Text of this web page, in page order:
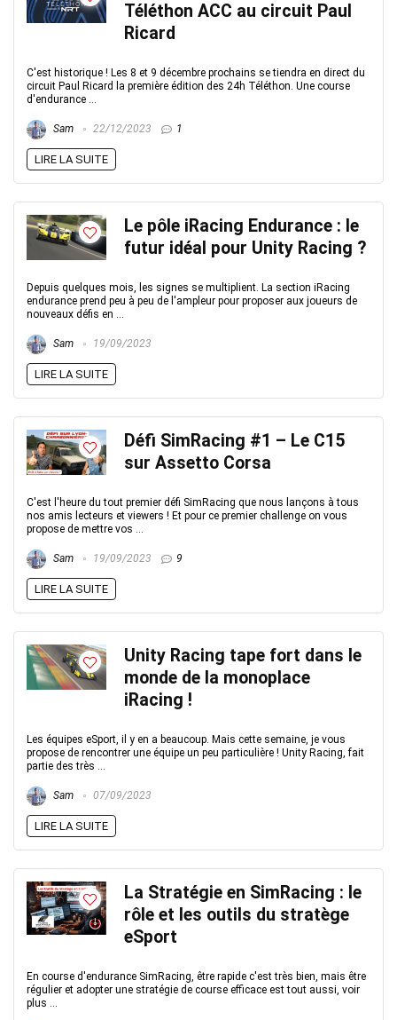
Téléthon ACC au circuit Paul
Ricard
C'est historique ! Les 8 et 9 décembre prochains se tiendra en direct du
circuit Paul Ricard la première édition des 24h Téléthon. Une course
d'endurance ...
Sam 22/12/2023 1
LIRE LA SUITE
Le pôle iRacing Endurance : le
futur idéal pour Unity Racing ?
Depuis quelques mois, les signes se multiplient. La section iRacing
endurance prend peu à peu de l'ampleur pour proposer aux joueurs de
nouveaux défis en ...
Sam 19/09/2023
LIRE LA SUITE
Défi SimRacing #1 – Le C15
sur Assetto Corsa
C'est l'heure du tout premier défi SimRacing que nous lançons à tous
nos amis lecteurs et viewers ! Et pour ce premier challenge on vous
propose de mettre vos ...
Sam 19/09/2023 9
LIRE LA SUITE
Unity Racing tape fort dans le
monde de la monoplace
iRacing !
Les équipes eSport, il y en a beaucoup. Mais cette semaine, je vous
propose de rencontrer une équipe un peu particulière ! Unity Racing, fait
partie des très ...
Sam 07/09/2023
LIRE LA SUITE
La Stratégie en SimRacing : le
rôle et les outils du stratège
eSport
En course d'endurance SimRacing, être rapide c'est très bien, mais être
régulier et adopter une stratégie de course efficace est tout aussi, voir
plus ...